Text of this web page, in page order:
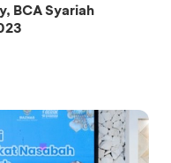
BCA Syariah